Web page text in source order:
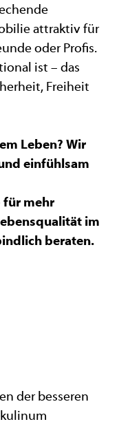
attraktiv für
oder Profis.
ist – das
Freiheit
Leben? Wir
einfühlsam
für mehr
im
beraten.
der besseren